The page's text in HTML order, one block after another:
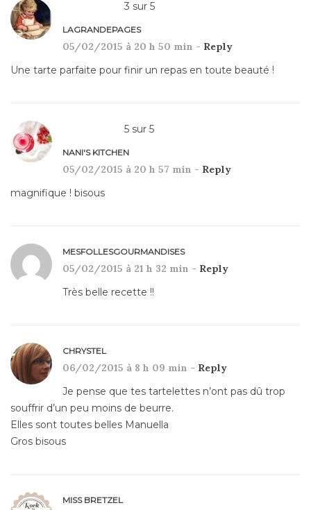
3 sur 5
LAGRANDEPAGES
05/02/2015 à 20 h 50 min - Reply
Une tarte parfaite pour finir un repas en toute beauté !
5 sur 5
NANI'S KITCHEN
05/02/2015 à 20 h 57 min - Reply
magnifique ! bisous
MESFOLLESGOURMANDISES
05/02/2015 à 21 h 32 min - Reply
Très belle recette !!
CHRYSTEL
06/02/2015 à 8 h 09 min - Reply
Je pense que tes tartelettes n’ont pas dû trop
souffrir d’un peu moins de beurre.
Elles sont toutes belles Manuella
Gros bisous
MISS BRETZEL